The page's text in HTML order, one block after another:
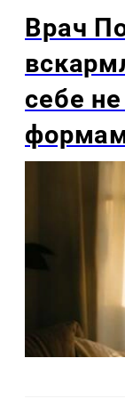
Врач
себе